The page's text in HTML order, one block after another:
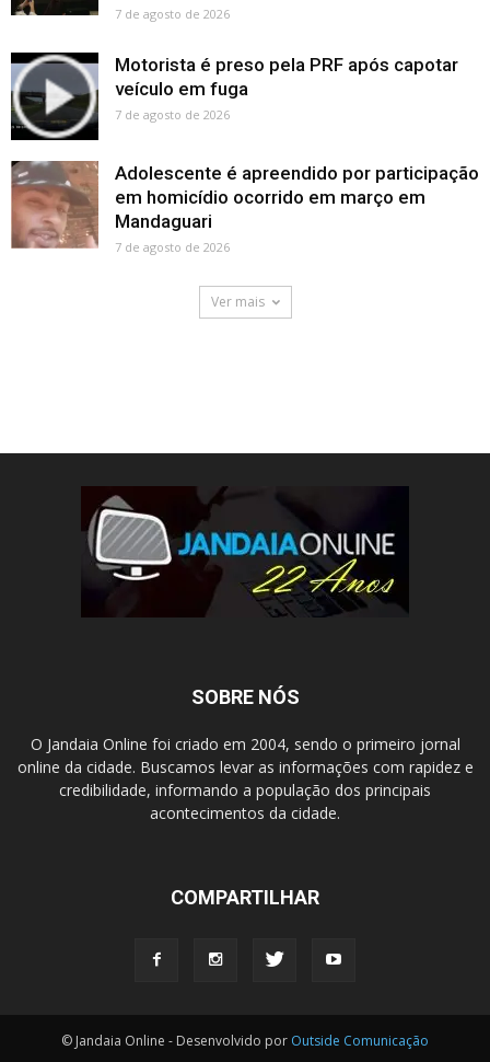
7 de agosto de 2026
Motorista é preso pela PRF após capotar
veículo em fuga
7 de agosto de 2026
Adolescente é apreendido por participação
em homicídio ocorrido em março em
Mandaguari
7 de agosto de 2026
Ver mais
SOBRE NÓS
O Jandaia Online foi criado em 2004, sendo o primeiro jornal
online da cidade. Buscamos levar as informações com rapidez e
credibilidade, informando a população dos principais
acontecimentos da cidade.
COMPARTILHAR
© Jandaia Online - Desenvolvido por Outside Comunicação